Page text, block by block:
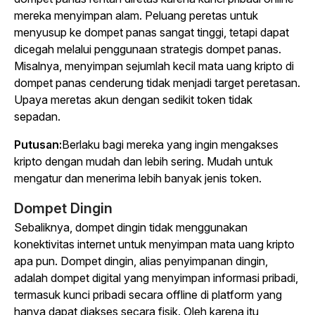
mereka menyimpan alam. Peluang peretas untuk
menyusup ke dompet panas sangat tinggi, tetapi dapat
dicegah melalui penggunaan strategis dompet panas.
Misalnya, menyimpan sejumlah kecil mata uang kripto di
dompet panas cenderung tidak menjadi target peretasan.
Upaya meretas akun dengan sedikit token tidak
sepadan.
Putusan:Berlaku bagi mereka yang ingin mengakses
kripto dengan mudah dan lebih sering. Mudah untuk
mengatur dan menerima lebih banyak jenis token.
Dompet Dingin
Sebaliknya, dompet dingin tidak menggunakan
konektivitas internet untuk menyimpan mata uang kripto
apa pun. Dompet dingin, alias penyimpanan dingin,
adalah dompet digital yang menyimpan informasi pribadi,
termasuk kunci pribadi secara offline di platform yang
hanya dapat diakses secara fisik. Oleh karena itu,